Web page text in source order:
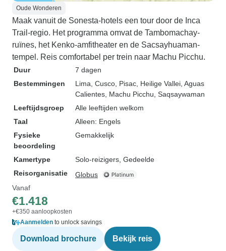
Oude Wonderen
Maak vanuit de Sonesta-hotels een tour door de Inca
Trail-regio. Het programma omvat de Tambomachay-
ruïnes, het Kenko-amfitheater en de Sacsayhuaman-
tempel. Reis comfortabel per trein naar Machu Picchu.
Duur
7 dagen
Bestemmingen
Lima , Cusco , Pisac , Heilige Vallei , Aguas
Calientes , Machu Picchu , Saqsaywaman
Leeftijdsgroep
Alle leeftijden welkom
Taal
Alleen: Engels
Fysieke
beoordeling
Gemakkelijk
Kamertype
Solo-reizigers, Gedeelde
Reisorganisatie
Globus
Vanaf
€1.418
+€350 aanloopkosten
Aanmelden to unlock savings
Download brochure Bekijk reis